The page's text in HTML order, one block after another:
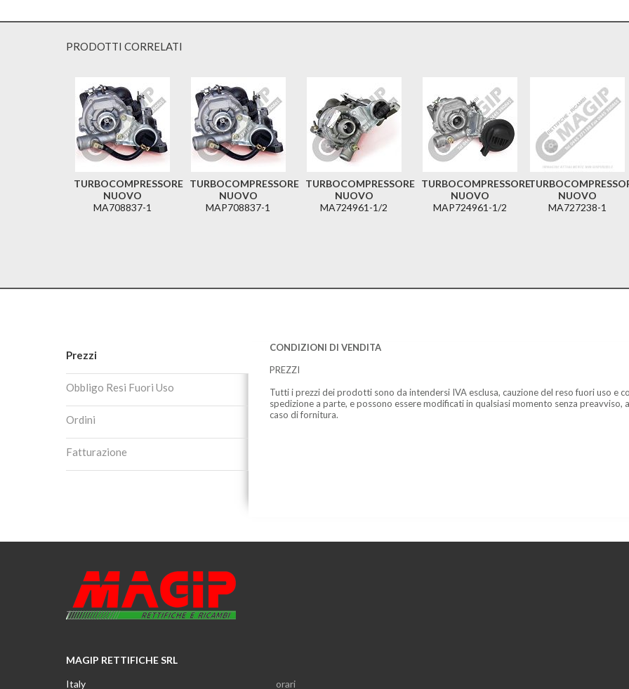
PRODOTTI CORRELATI
TURBOCOMPRESSORE
NUOVO
MA708837-1
TURBOCOMPRESSORE
NUOVO
MAP708837-1
TURBOCOMPRESSORE
NUOVO
MA724961-1/2
TURBOCOMPRESSORE
NUOVO
MAP724961-1/2
NUOVO
MA727238-1
Prezzi
Obbligo Resi Fuori Uso
Ordini
Fatturazione
CONDIZIONI DI VENDITA
PREZZI
Tutti i prezzi dei prodotti sono da intendersi IVA esclusa, cauzione del reso fuori uso e
spedizione a parte, e possono essere modificati in qualsiasi momento senza preavviso,
caso di fornitura.
MAGIP RETTIFICHE SRL
Italy
orari